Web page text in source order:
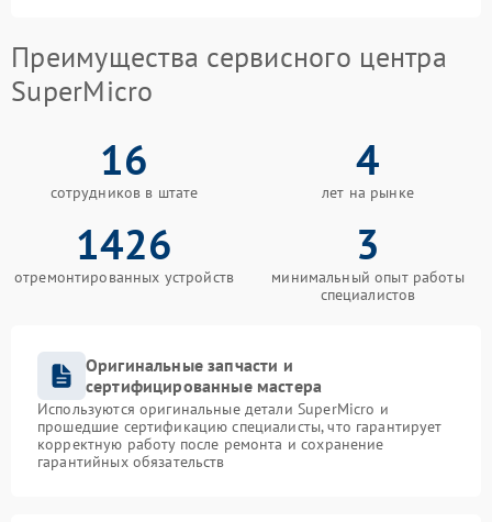
Преимущества сервисного центра
SuperMicro
16
сотрудников в штате
4
лет на рынке
1426
отремонтированных устройств
3
минимальный опыт работы
специалистов
Оригинальные запчасти и
сертифицированные мастера
Используются оригинальные детали SuperMicro и
прошедшие сертификацию специалисты, что гарантирует
корректную работу после ремонта и сохранение
гарантийных обязательств